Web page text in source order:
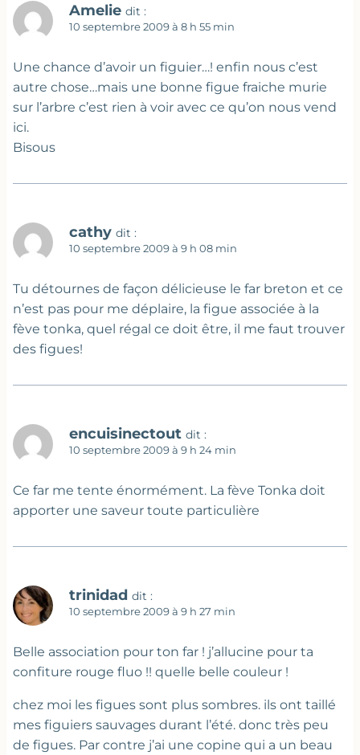
Amelie dit :
10 septembre 2009 à 8 h 55 min
Une chance d’avoir un figuier…! enfin nous c’est
autre chose…mais une bonne figue fraiche murie
sur l’arbre c’est rien à voir avec ce qu’on nous vend
ici.
Bisous
cathy dit :
10 septembre 2009 à 9 h 08 min
Tu détournes de façon délicieuse le far breton et ce
n’est pas pour me déplaire, la figue associée à la
fève tonka, quel régal ce doit être, il me faut trouver
des figues!
encuisinectout dit :
10 septembre 2009 à 9 h 24 min
Ce far me tente énormément. La fève Tonka doit
apporter une saveur toute particulière
trinidad dit :
10 septembre 2009 à 9 h 27 min
Belle association pour ton far ! j’allucine pour ta
confiture rouge fluo !! quelle belle couleur !
chez moi les figues sont plus sombres. ils ont taillé
mes figuiers sauvages durant l’été. donc très peu
de figues. Par contre j’ai une copine qui a un beau